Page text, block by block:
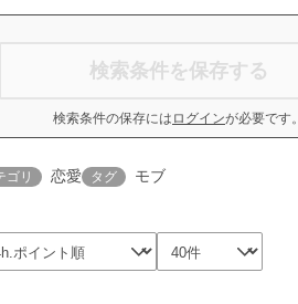
検索条件を保存する
検索条件の保存には ログインが必要です。
ゴリ 恋愛 タグ モブ